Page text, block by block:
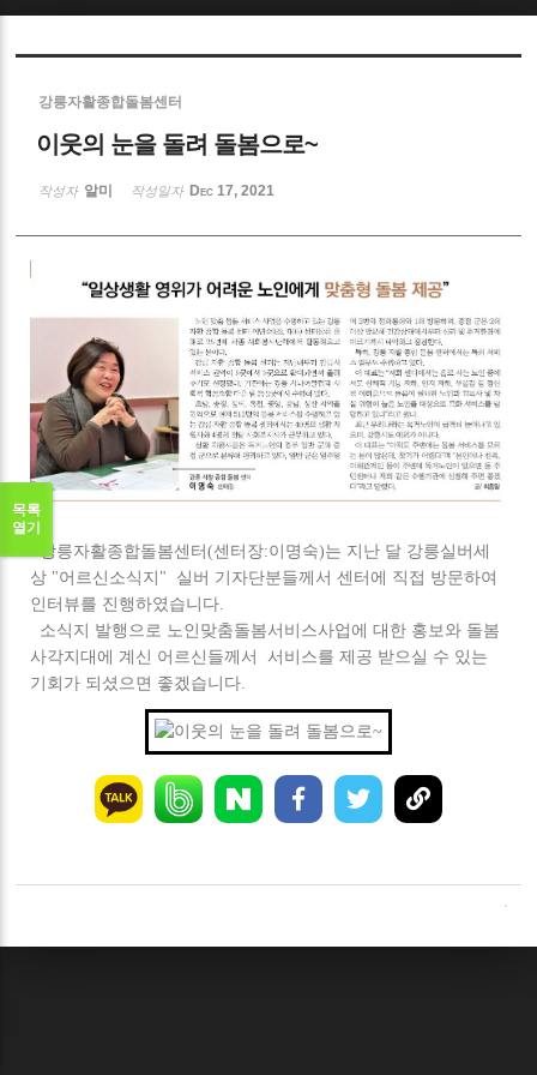
강릉자활종합돌봄센터
이웃의 눈을 돌려 돌봄으로~
작성자 알미 작성일자 Dec 17, 2021
강릉자활종합돌봄센터(센터장:이명숙)는 지난 달 강릉실버세
상 "어르신소식지" 실버 기자단분들께서 센터에 직접 방문하여
인터뷰를 진행하였습니다.
소식지 발행으로 노인맞춤돌봄서비스사업에 대한 홍보와 돌봄
사각지대에 계신 어르신들께서 서비스를 제공 받으실 수 있는
기회가 되셨으면 좋겠습니다.
목록
열기
Sketchbook5, 스케치북5
Sketchbook5, 스케치북5